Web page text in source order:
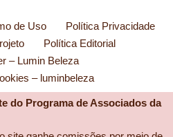
de Uso
Política Privacidade
Política Editorial
– Lumin Beleza
– luminbeleza
do Programa de Associados da